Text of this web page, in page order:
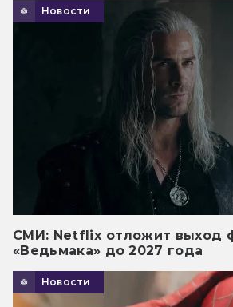
Новости
СМИ: Netflix отложит выход
«Ведьмака» до 2027 года
Новости